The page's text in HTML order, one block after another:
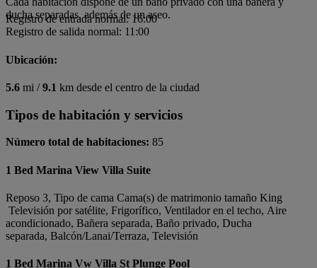
ducha separadas, además de un aseo.
Registro de entrada normal: 16:00
Registro de salida normal: 11:00
Ubicación:
5.6 mi /9.1 km desde el centro de la ciudad
Tipos de habitación y servicios
Número total de habitaciones: 85
1 Bed Marina View Villa Suite
Reposo 3, Tipo de cama Cama(s) de matrimonio tamaño King
Televisión por satélite, Frigorífico, Ventilador en el techo, Aire
acondicionado, Bañera separada, Baño privado, Ducha
separada, Balcón/Lanai/Terraza, Televisión
1 Bed Marina Vw Villa St Plunge Pool